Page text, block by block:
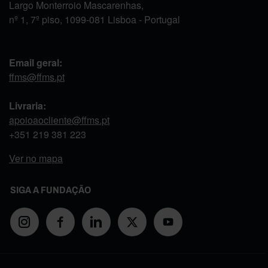
Largo Monterroio Mascarenhas,
nº 1, 7º piso, 1099-081 Lisboa - Portugal
Email geral:
ffms@ffms.pt
Livraria:
apoioaocliente@ffms.pt
+351 219 381 223
Ver no mapa
SIGA A FUNDAÇÃO